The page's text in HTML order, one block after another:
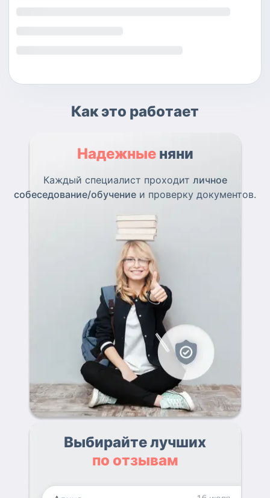
Как это работает
Надежные няни
Каждый специалист проходит личное
собеседование/обучение и проверку документов.
Выбирайте лучших
по отзывам